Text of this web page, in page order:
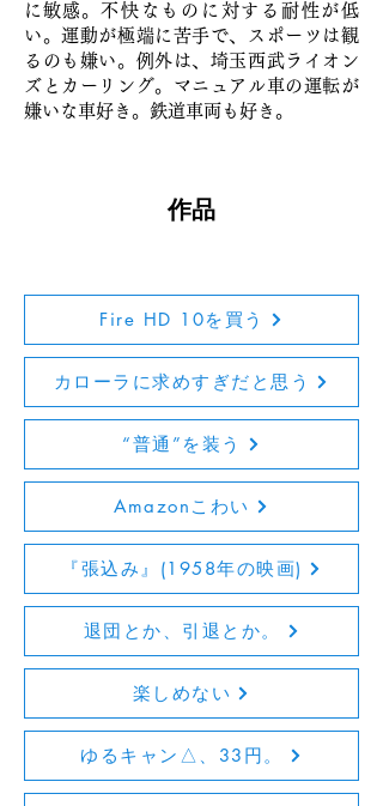
に敏感。 不快なものに対する耐性が低
い 。運動が極端に苦手で、スポーツは観
るのも嫌い。例外は、埼玉西武ライオン
ズとカーリング。マニュアル車の運転が
嫌いな車好き。鉄道車両も好き。
作品
Fire HD 10を買う
カローラに求めすぎだと思う
“普通”を装う
Amazonこわい
『張込み』(1958年の映画)
退団とか、引退とか。
楽しめない
ゆるキャン△、33円。